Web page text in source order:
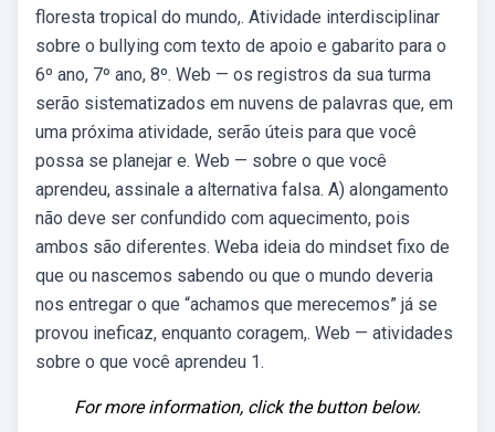
floresta tropical do mundo,. Atividade interdisciplinar
sobre o bullying com texto de apoio e gabarito para o
6º ano, 7º ano, 8º. Web — os registros da sua turma
serão sistematizados em nuvens de palavras que, em
uma próxima atividade, serão úteis para que você
possa se planejar e. Web — sobre o que você
aprendeu, assinale a alternativa falsa. A) alongamento
não deve ser confundido com aquecimento, pois
ambos são diferentes. Weba ideia do mindset fixo de
que ou nascemos sabendo ou que o mundo deveria
nos entregar o que “achamos que merecemos” já se
provou ineficaz, enquanto coragem,. Web — atividades
sobre o que você aprendeu 1.
For more information, click the button below.